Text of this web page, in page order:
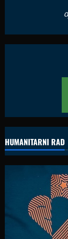
HUMANITARNI RAD